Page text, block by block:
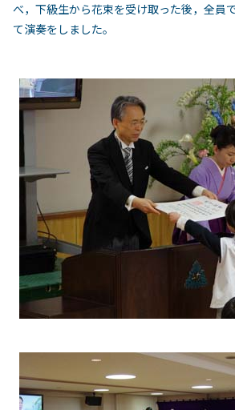
べ，下級生から花束を受け取った後，全員
て演奏をしました。